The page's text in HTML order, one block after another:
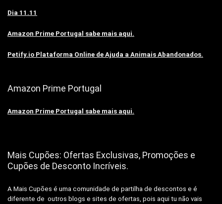
Dia 11.11
Amazon Prime Portugal sabe mais aqui.
Petify.io Plataforma Online de Ajuda a Animais Abandonados.
Amazon Prime Portugal
Amazon Prime Portugal sabe mais aqui.
Mais Cupões: Ofertas Exclusivas, Promoções e
Cupões de Desconto Incríveis.
A Mais Cupões é uma comunidade de partilha de descontos e é
diferente de outros blogs e sites de ofertas, pois aqui tu não vais